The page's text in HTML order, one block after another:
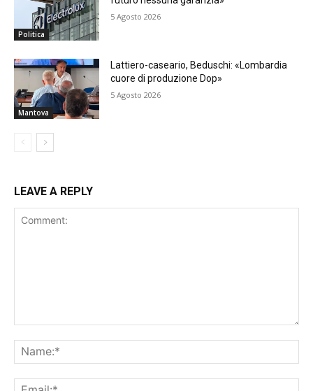
Politica
5 Agosto 2026
Mantova
Lattiero-caseario, Beduschi: «Lombardia
cuore di produzione Dop»
5 Agosto 2026
LEAVE A REPLY